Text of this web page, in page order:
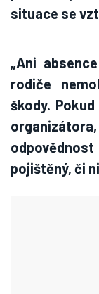
situace se
„Ani
rodiče
škody.
pojištěný, či